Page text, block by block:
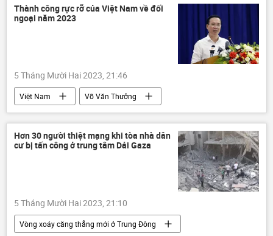
Cuộc khủng hoảng ở Ukraina
Ukraina
EU
Liên minh châu Âu
Thành công rực rỡ của Việt Nam về đối
ngoại năm 2023
5 Tháng Mười Hai 2023, 21:46
Việt Nam
Võ Văn Thưởng
Chính trị
Quốc hội
Châu Á
Kinh tế
Xã hội tăng trưởng kinh tế
Hơn 30 người thiệt mạng khi tòa nhà dân
cư bị tấn công ở trung tâm Dải Gaza
5 Tháng Mười Hai 2023, 21:10
Vòng xoáy căng thẳng mới ở Trung Đông